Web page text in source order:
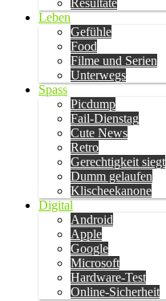
Resultate
Leben
Gefühle
Food
Filme und Serien
Unterwegs
Spass
Picdump
Fail-Dienstag
Cute News
Retro
Gerechtigkeit siegt
Dumm gelaufen
Klischeekanone
Digital
Android
Apple
Google
Microsoft
Hardware-Test
Online-Sicherheit